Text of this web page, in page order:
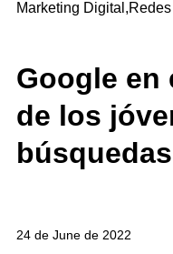
Marketing Digital ,
Google en
de los
24 de June de 2022